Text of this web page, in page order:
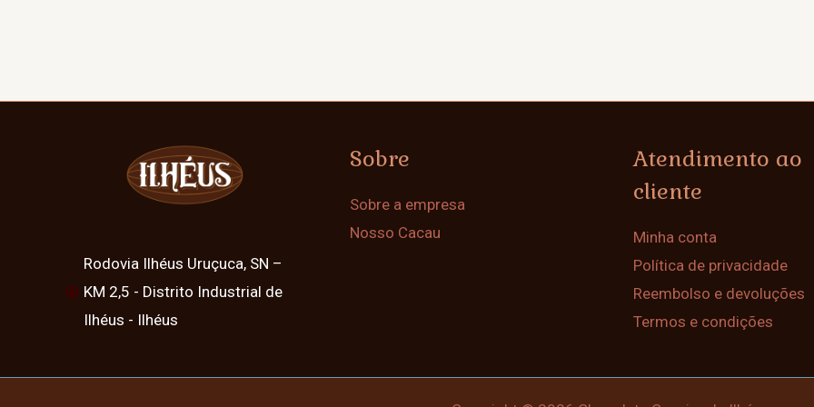
Rodovia Ilhéus Uruçuca, SN –
KM 2,5 - Distrito Industrial de
Ilhéus - Ilhéus
Sobre
Sobre a empresa
Nosso Cacau
Atendimento ao
cliente
Minha conta
Política de privacidade
Reembolso e devoluções
Termos e condições